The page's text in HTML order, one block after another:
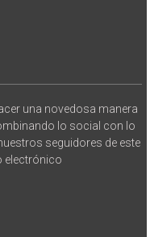
una novedosa manera
lo social con lo
seguidores de este
electrónico